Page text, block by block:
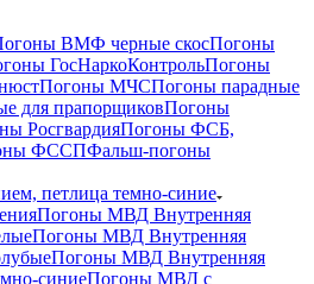
ВМФ черные скосПогоны
ГосНаркоКонтрольПогоны
Погоны МЧСПогоны парадные
для прапорщиковПогоны
РосгвардияПогоны ФСБ,
ФССПФальш-погоны
петлица темно-синие
Погоны МВД Внутренняя
Погоны МВД Внутренняя
Погоны МВД Внутренняя
синиеПогоны МВД с